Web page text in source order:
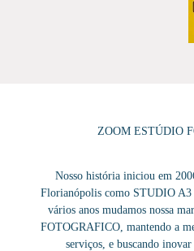
ZOOM ESTÚDIO
Nosso história iniciou em
Florianópolis como STUDIO
vários anos mudamos nossa
FOTOGRAFICO, mantendo a
serviços, e buscando